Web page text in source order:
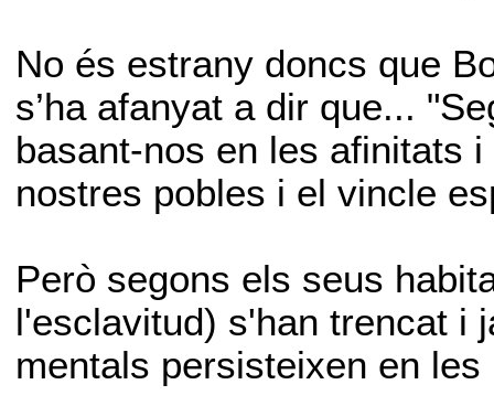
No és estrany doncs que
s’ha afanyat a dir que...
basant-nos en les afinitats
nostres pobles i el vincle
Però segons els seus
l'esclavitud) s'han trencat i
mentals persisteixen en